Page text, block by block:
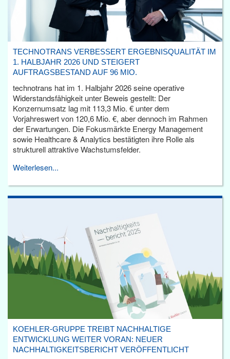
TECHNOTRANS VERBESSERT ERGEBNISQUALITÄT IM
1. HALBJAHR 2026 UND STEIGERT
AUFTRAGSBESTAND AUF 96 MIO.
technotrans hat im 1. Halbjahr 2026 seine operative
Widerstandsfähigkeit unter Beweis gestellt: Der
Konzernumsatz lag mit 113,3 Mio. € unter dem
Vorjahreswert von 120,6 Mio. €, aber dennoch im Rahmen
der Erwartungen. Die Fokusmärkte Energy Management
sowie Healthcare & Analytics bestätigten ihre Rolle als
strukturell attraktive Wachstumsfelder.
Weiterlesen...
KOEHLER-GRUPPE TREIBT NACHHALTIGE
ENTWICKLUNG WEITER VORAN: NEUER
NACHHALTIGKEITSBERICHT VERÖFFENTLICHT